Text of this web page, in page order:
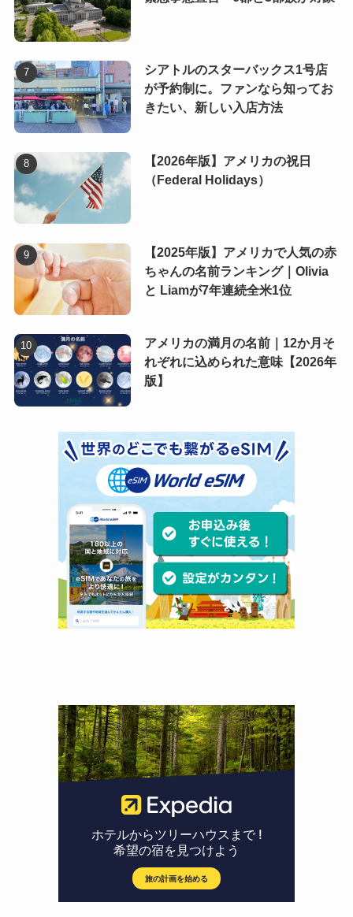
シアトルのスターバックス1号店
が予約制に。ファンなら知ってお
きたい、新しい入店方法
【2026年版】アメリカの祝日
（Federal Holidays）
【2025年版】アメリカで人気の赤
ちゃんの名前ランキング｜Olivia
と Liamが7年連続全米1位
アメリカの満月の名前｜12か月そ
れぞれに込められた意味【2026年
版】